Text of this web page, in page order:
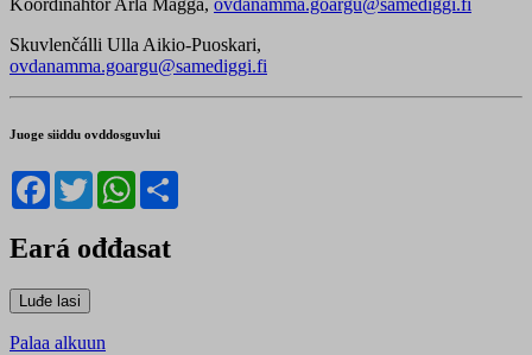
Skuvlenčálli Ulla Aikio-Puoskari,
ovdanamma.goargu@samediggi.fi
Juoge siiddu ovddosguvlui
Facebook
TwitterWhatsApp
Eará ođđasat
Palaa alkuun